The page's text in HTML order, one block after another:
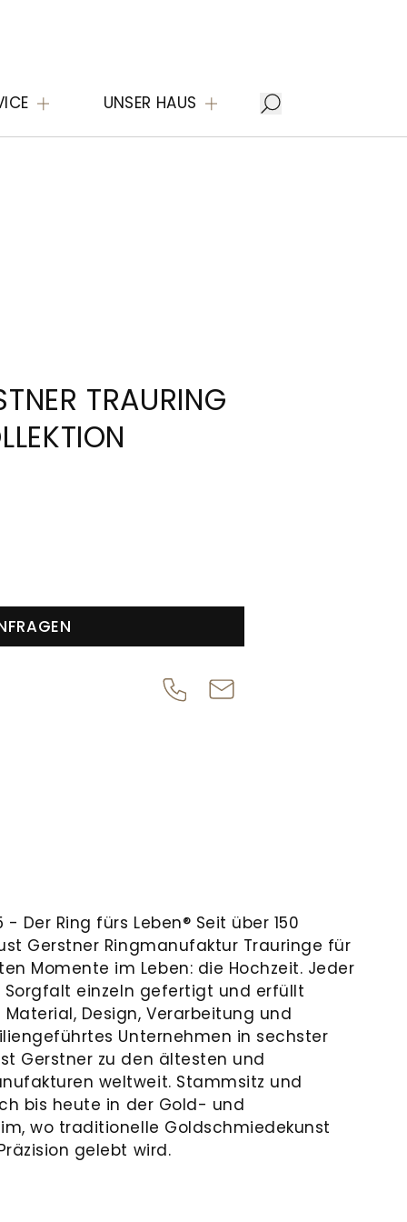
UNSER HAUS
TRAURING
Der Ring fürs Leben® Seit über 150
Gerstner Ringmanufaktur Trauringe für
Momente im Leben: die Hochzeit. Jeder
einzeln gefertigt und erfüllt
Design, Verarbeitung und
Unternehmen in sechster
Gerstner zu den ältesten und
weltweit. Stammsitz und
bis heute in der Gold- und
wo traditionelle Goldschmiedekunst
gelebt wird.